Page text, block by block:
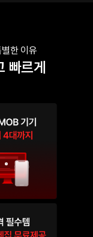
한 이유
빠르게